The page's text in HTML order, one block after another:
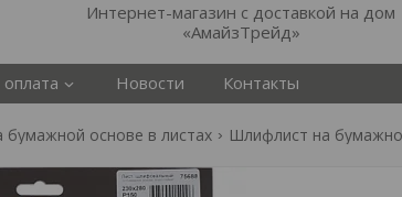
Интернет-магазин с доставкой на дом
«АмайзТрейд»
Новости Контакты
бумажной основе в листах